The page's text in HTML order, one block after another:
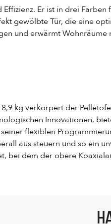
Er ist in drei Farben
gewölbte Tür, die eine
und erwärmt Wohnräume
kg verkörpert der
Innovationen,
flexiblen
aus steuern und so ein
bei dem der obere